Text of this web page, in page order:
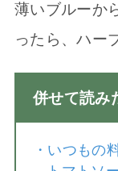
薄いブルーか
ったら、ハー
併せて読み
・ いつもの